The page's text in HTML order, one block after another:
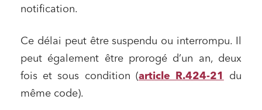
notification.
Ce délai peut être suspendu ou interrompu. Il
peut également être prorogé d’un an, deux
fois et sous condition (article R.424-21
du
même code).